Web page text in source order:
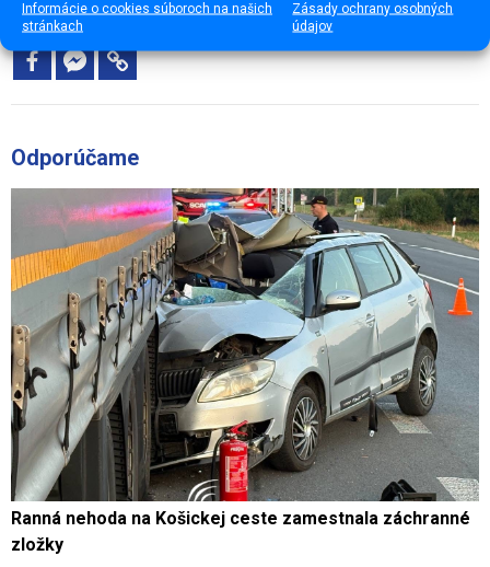
Informácie o cookies súboroch na našich
stránkach
Zásady ochrany osobných
údajov
Páčil sa ti článok? Zdieľaj ho
Odporúčame
Ranná nehoda na Košickej ceste zamestnala záchranné
zložky